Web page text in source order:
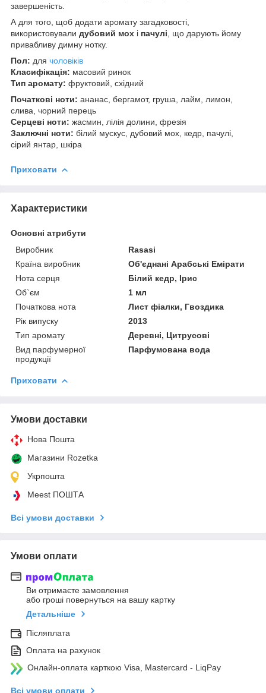
завершеність.
А для того, щоб додати аромату загадковості,
використовували дубовий мох і пачулі , що дарують йому
привабливу димну нотку.
Пол: для чоловіків
Класифікація: масовий ринок
Тип аромату: фруктовий, східний
Початкові ноти: ананас, бергамот, груша, лайм, лимон,
слива, чорний перець
Серцеві ноти: жасмин, лілія долини, фрезія
Заключні ноти: білий мускус, дубовий мох, кедр, пачулі,
сірий янтар, шкіра
Приховати
Характеристики
Основні атрибути
Виробник
Rasasi
Країна виробник
Об'єднані Арабські Емірати
Нота серця
Білий кедр, Ірис
Об`єм
1 мл
Початкова нота
Лист фіалки, Гвоздика
Рік випуску
2013
Тип аромату
Деревні, Цитрусові
Вид парфумерної
продукції
Парфумована вода
Приховати
Умови доставки
Нова Пошта
Магазини Rozetka
Укрпошта
Meest ПОШТА
Всі умови доставки
Умови оплати
Ви отримаєте замовлення
або гроші повернуться на вашу картку
Детальніше
Післяплата
Оплата на рахунок
Онлайн-оплата карткою Visa, Mastercard - LiqPay
Всі умови оплати